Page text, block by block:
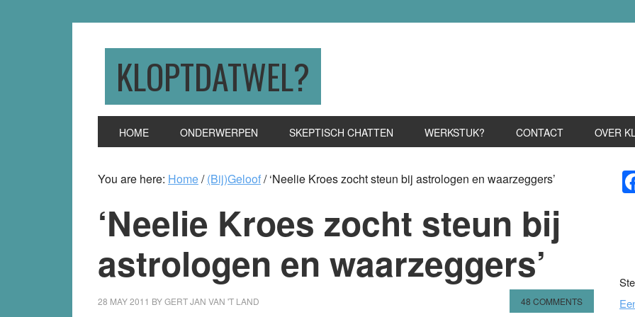
KLOPTDATWEL?
HOME ONDERWERPEN SKEPTISCH CHATTEN WERKSTUK? CONTACT OVER
You are here: Home/ (Bij)Geloof/‘Neelie Kroes zocht steun bij astrologen en waarzeggers’
‘Neelie Kroes zocht steun bij
astrologen en waarzeggers’
28 MAY 2011 BYGERT JAN VAN 'T LAND 48 COMMENTS